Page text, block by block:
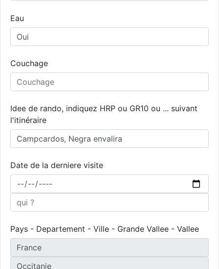
Eau
Couchage
Idee de rando, indiquez HRP ou GR10 ou ... suivant
l'itinéraire
Date de la derniere visite
Pays - Departement - Ville - Grande Vallee - Vallee